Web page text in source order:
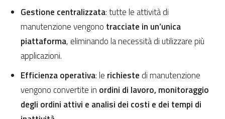
Gestione centralizzata: tutte le attività di
manutenzione vengono tracciate in un’unica
piattaforma, eliminando la necessità di utilizzare più
applicazioni.
Efficienza operativa: le richieste di manutenzione
vengono convertite in ordini di lavoro, monitoraggio
degli ordini attivi e analisi dei costi e dei tempi di